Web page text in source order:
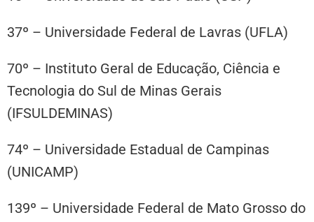
37º – Universidade Federal de Lavras (UFLA)
70º – Instituto Geral de Educação, Ciência e
Tecnologia do Sul de Minas Gerais
(IFSULDEMINAS)
74º – Universidade Estadual de Campinas
(UNICAMP)
139º – Universidade Federal de Mato Grosso do